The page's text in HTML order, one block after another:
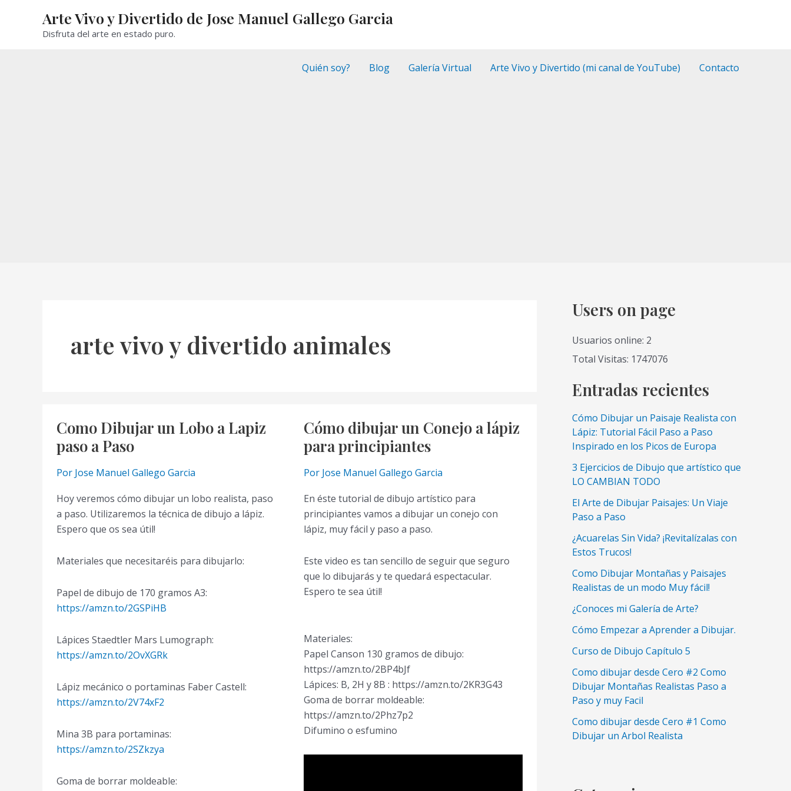
contenido
Arte Vivo y Divertido de Jose Manuel Gallego Garcia
Disfruta del arte en estado puro.
Quién soy? Blog Galería Virtual Arte Vivo y Divertido (mi canal de YouTube) Contacto
arte vivo y divertido animales
Como Dibujar un Lobo a Lapiz
paso a Paso
Por Jose Manuel Gallego Garcia
Hoy veremos cómo dibujar un lobo realista, paso
a paso. Utilizaremos la técnica de dibujo a lápiz.
Espero que os sea útil!
Materiales que necesitaréis para dibujarlo:
Papel de dibujo de 170 gramos A3:
https://amzn.to/2GSPiHB
Lápices Staedtler Mars Lumograph:
https://amzn.to/2OvXGRk
Lápiz mecánico o portaminas Faber Castell:
https://amzn.to/2V74xF2
Mina 3B para portaminas:
https://amzn.to/2SZkzya
Goma de borrar moldeable:
Cómo dibujar un Conejo a lápiz
para principiantes
Por Jose Manuel Gallego Garcia
En éste tutorial de dibujo artístico para
principiantes vamos a dibujar un conejo con
lápiz, muy fácil y paso a paso.
Este video es tan sencillo de seguir que seguro
que lo dibujarás y te quedará espectacular.
Espero te sea útil!
Materiales:
Papel Canson 130 gramos de dibujo:
https://amzn.to/2BP4bJf
Lápices: B, 2H y 8B : https://amzn.to/2KR3G43
Goma de borrar moldeable:
https://amzn.to/2Phz7p2
Difumino o esfumino
Users on page
Usuarios online: 2
Total Visitas: 1747076
Entradas recientes
Cómo Dibujar un Paisaje Realista con
Lápiz: Tutorial Fácil Paso a Paso
Inspirado en los Picos de Europa
3 Ejercicios de Dibujo que artístico que
LO CAMBIAN TODO
El Arte de Dibujar Paisajes: Un Viaje
Paso a Paso
¿Acuarelas Sin Vida? ¡Revitalízalas con
Estos Trucos!
Como Dibujar Montañas y Paisajes
Realistas de un modo Muy fácil!
¿Conoces mi Galería de Arte?
Cómo Empezar a Aprender a Dibujar.
Curso de Dibujo Capítulo 5
Como dibujar desde Cero #2 Como
Dibujar Montañas Realistas Paso a
Paso y muy Facil
Como dibujar desde Cero #1 Como
Dibujar un Arbol Realista